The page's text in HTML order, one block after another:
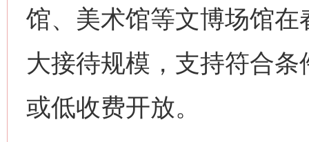
馆、美术馆等文博场馆
大接待规模，支持符合
或低收费开放。